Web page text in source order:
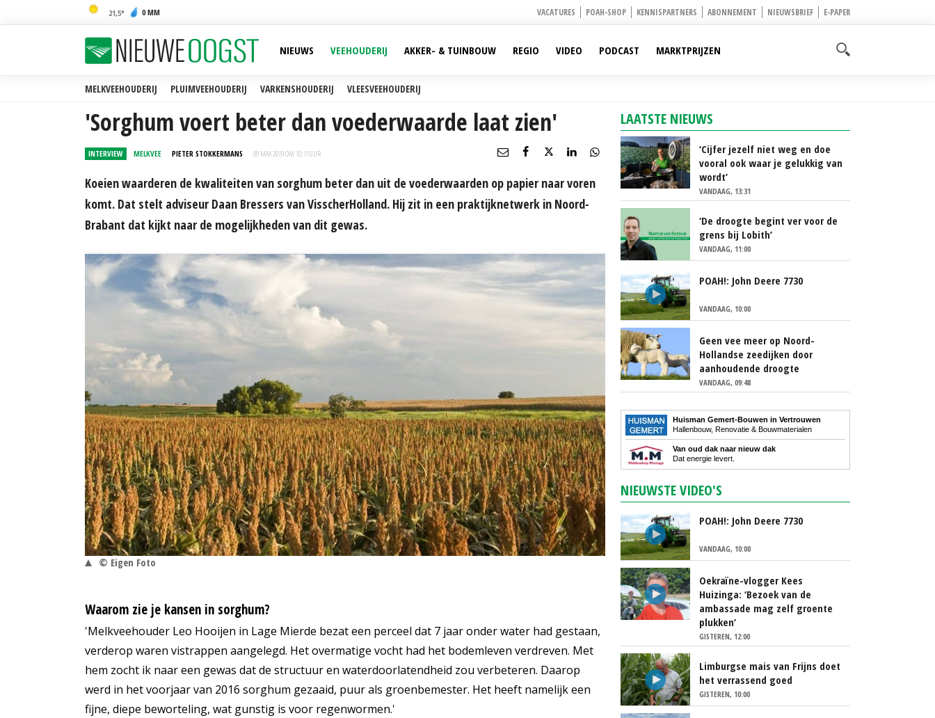
21,5 0 MM VACATURES POAH-SHOP KENNISPARTNERS ABONNEMENT NIEUWSBRIEF E-PAPER
MELKVEEHOUDERIJ PLUIMVEEHOUDERIJ VARKENSHOUDERIJ VLEESVEEHOUDERIJ
NIEUWS VEEHOUDERIJ AKKER- & TUINBOUW REGIO VIDEO PODCAST MARKTPRIJZEN
'Sorghum voert beter dan voederwaarde laat zien'
INTERVIEW MELKVEE PIETER STOKKERMANS 09 MAA 2019 OM 10:11UUR
Koeien waarderen de kwaliteiten van sorghum beter dan uit de voederwaarden op papier naar voren
komt. Dat stelt adviseur Daan Bressers van VisscherHolland. Hij zit in een praktijknetwerk in Noord-
Brabant dat kijkt naar de mogelijkheden van dit gewas.
© Eigen Foto
Waarom zie je kansen in sorghum?
'Melkveehouder Leo Hooijen in Lage Mierde bezat een perceel dat 7 jaar onder water had gestaan,
verderop waren vistrappen aangelegd. Het overmatige vocht had het bodemleven verdreven. Met
hem zocht ik naar een gewas dat de structuur en waterdoorlatendheid zou verbeteren. Daarop
werd in het voorjaar van 2016 sorghum gezaaid, puur als groenbemester. Het heeft namelijk een
fijne, diepe beworteling, wat gunstig is voor regenwormen.'
LAATSTE NIEUWS
‘Cijfer jezelf niet weg en doe
vooral ook waar je gelukkig van
wordt’
VANDAAG, 13:31
‘De droogte begint ver voor de
grens bij Lobith’
VANDAAG, 11:00
POAH!: John Deere 7730
VANDAAG, 10:00
Geen vee meer op Noord-
Hollandse zeedijken door
aanhoudende droogte
VANDAAG, 09:48
Huisman Gemert-Bouwen in Vertrouwen
Hallenbouw, Renovatie & Bouwmaterialen
Van oud dak naar nieuw dak
Dat energie levert.
NIEUWSTE VIDEO'S
POAH!: John Deere 7730
VANDAAG, 10:00
Oekraïne-vlogger Kees
Huizinga: ‘Bezoek van de
ambassade mag zelf groente
plukken’
GISTEREN, 12:00
Limburgse mais van Frijns doet
het verrassend goed
GISTEREN, 10:00